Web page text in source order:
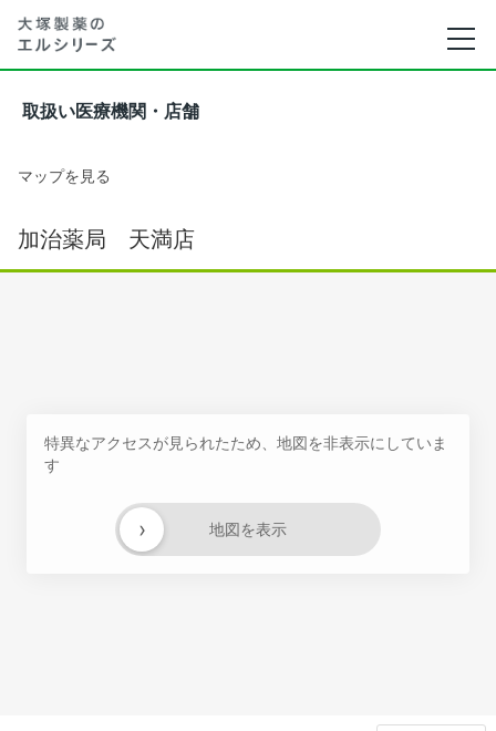
取扱い医療機関・店舗
マップを見る
加治薬局 天満店
特異なアクセスが見られたため、地図を非表示にしていま
す
地図を表示
›